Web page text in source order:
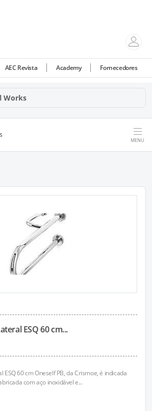
AEC Revista Academy Fornecedores
Works
MENU
ESQ 60 cm...
ESQ 60 cm Oneself PB, da Crismoe, é indicada
com aço inoxidável e...